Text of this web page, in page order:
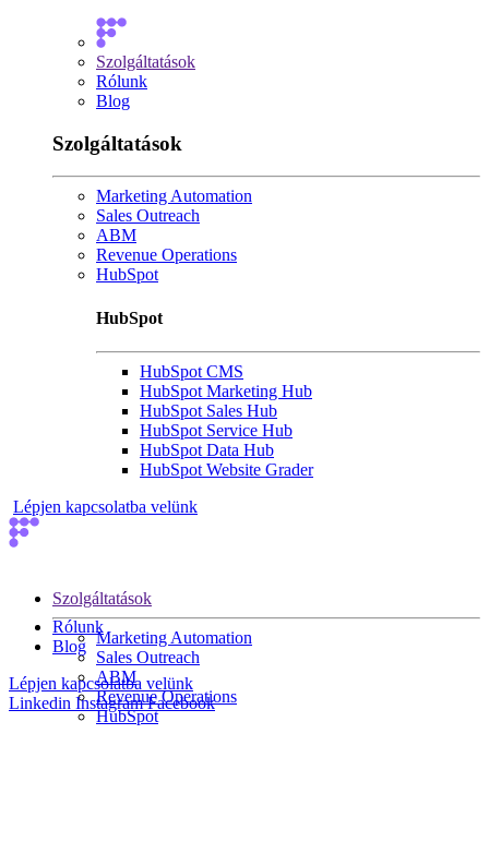
Szolgáltatások
Rólunk
Blog
Szolgáltatások
Marketing Automation
Sales Outreach
ABM
Revenue Operations
HubSpot
HubSpot
HubSpot CMS
HubSpot Marketing Hub
HubSpot Sales Hub
HubSpot Service Hub
HubSpot Data Hub
HubSpot Website Grader
Lépjen kapcsolatba velünk
Szolgáltatások
Marketing Automation
Sales Outreach
ABM
Revenue Operations
HubSpot
Rólunk
Blog
Lépjen kapcsolatba velünk
Linkedin InstagramFacebook